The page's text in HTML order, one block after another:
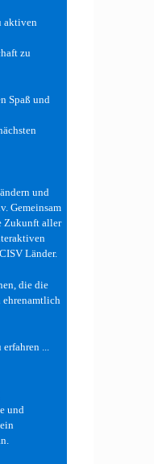
aktiven
zu
Spaß und
und
Gemeinsam
Zukunft aller
Länder.
die die
ehrenamtlich
erfahren ...
und